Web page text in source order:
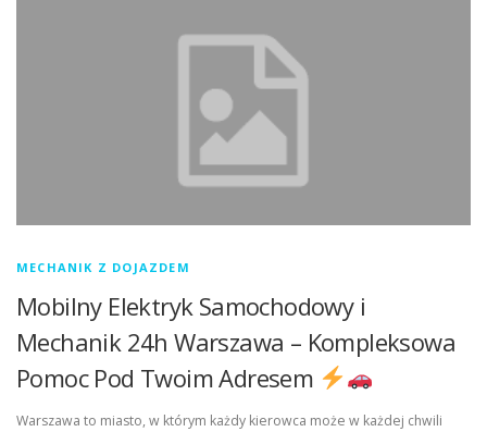
MECHANIK Z DOJAZDEM
Mobilny Elektryk Samochodowy i
Mechanik 24h Warszawa – Kompleksowa
Pomoc Pod Twoim Adresem
Warszawa to miasto, w którym każdy kierowca może w każdej chwili